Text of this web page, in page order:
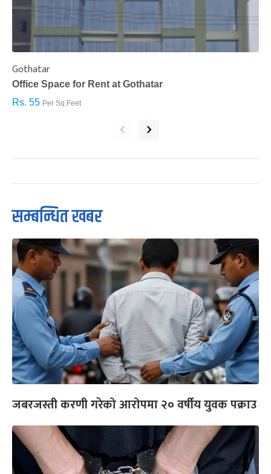
Gothatar
Office Space for Rent at Gothatar
Rs. 55 Per Sq.Feet
‹ ›
सम्बन्धित खबर
जबरजस्ती करणी गरेको आरोपमा २० वर्षीय युवक पक्राउ